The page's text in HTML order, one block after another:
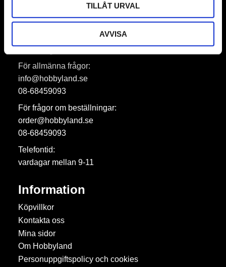
TILLÅT URVAL
AVVISA
Hobbyland AB
För allmänna frågor:
info@hobbyland.se
08-68459093
För frågor om beställningar:
order@hobbyland.se
08-68459093
Telefontid:
vardagar mellan 9-11
Information
Köpvillkor
Kontakta oss
Mina sidor
Om Hobbyland
Personuppgiftspolicy och cookies